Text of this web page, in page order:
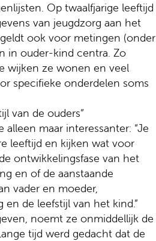
Op twaalfjarige leeftijd
van jeugdzorg aan het
ook voor metingen (onder
in ouder-kind centra. Zo
wijken ze wonen en veel
specifieke onderdelen soms
van de ouders”
maar interessanter: “Je
leeftijd en kijken wat voor
ontwikkelingsfase van het
en of de aanstaande
vader en moeder,
de leefstijl van het kind.”
noemt ze onmiddellijk de
tijd werd gedacht dat de